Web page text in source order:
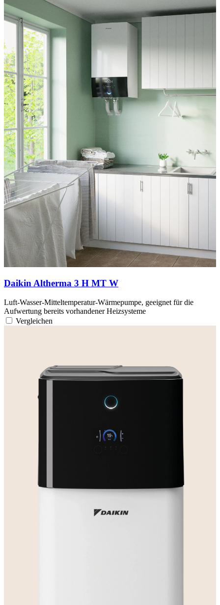
Daikin Altherma 3 H MT W
Luft-Wasser-Mitteltemperatur-Wärmepumpe, geeignet für die
Aufwertung bereits vorhandener Heizsysteme
Vergleichen